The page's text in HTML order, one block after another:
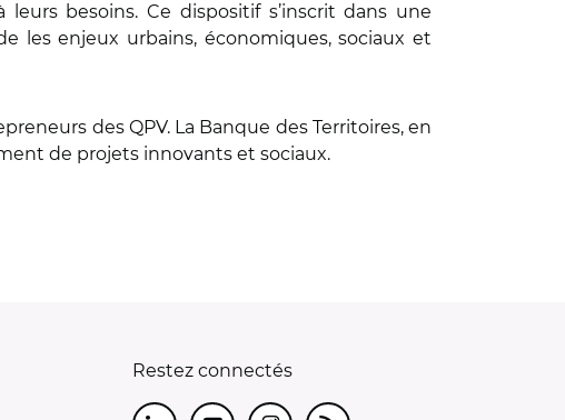
besoins. Ce dispositif s’inscrit dans une
les enjeux urbains, économiques, sociaux et
des QPV. La Banque des Territoires, en
de projets innovants et sociaux.
Restez connectés